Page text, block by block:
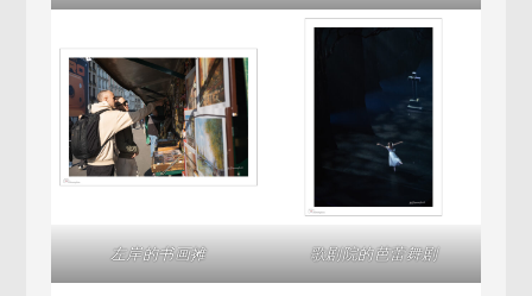
左岸的书画摊 歌剧院的芭蕾舞剧